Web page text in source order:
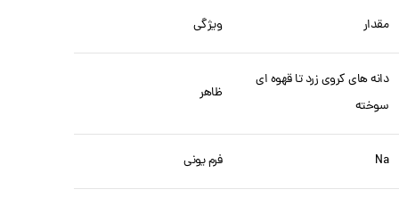
مقدار ویژگی
دانه های کروی زرد تا قهوه ای
سوخته
ظاهر
Na فرم یونی